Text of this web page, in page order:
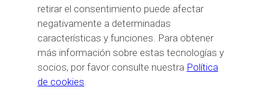
retirar el consentimiento puede afectar
negativamente a determinadas
características y funciones. Para obtener
más información sobre estas tecnologías y
socios, por favor consulte nuestra Política
de cookies